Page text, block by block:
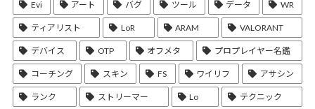
Evi アート バグ ツール データ WR
ティアリスト LoR ARAM VALORANT
デバイス OTP オフメタ プロプレイヤー名鑑
コーチング スキン FS ワイリフ アサシン
ランク ストリーマー Lo テクニック